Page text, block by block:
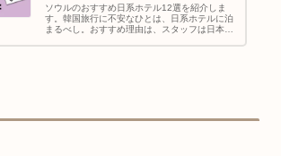
ソウルのおすすめ日系ホテル12選を紹介しま
す。韓国旅行に不安なひとは、日系ホテルに泊
まるべし。おすすめ理由は、スタッフは日本語